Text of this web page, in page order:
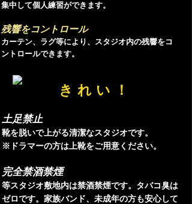
集中して個人練習ができます。
残響をコントロール
カーテン、ラグ等により、スタジオ内の残響をコ
ントロールできます。
土足禁止
靴を脱いで上がる清潔なスタジオです。
※ドラマーの方は上靴をご用意ください。
完全禁酒禁煙
等スタジオ敷地内は禁酒禁煙です。タバコ臭は
ゼロです。家族バンド、未成年の方も安心して
きれい！